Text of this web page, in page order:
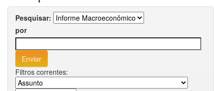
Pesquisar:
por
Filtros correntes: